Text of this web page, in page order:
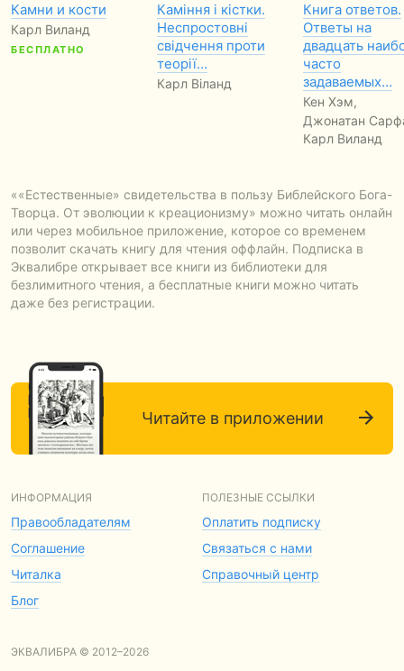
Камни и кости
Карл Виланд
БЕСПЛАТНО
Каміння і кістки.
Неспростовні
свідчення проти
теорії…
Карл Віланд
Книга ответов.
Ответы на
двадцать
часто
задаваемых…
Кен Хэм,
Джонатан
Карл Виланд
««Естественные» свидетельства в пользу Библейского Бога-
Творца. От эволюции к креационизму» можно читать онлайн
или через мобильное приложение, которое со временем
позволит скачать книгу для чтения оффлайн. Подписка в
Эквалибре открывает все книги из библиотеки для
безлимитного чтения, а бесплатные книги можно читать
даже без регистрации.
Читайте в приложении
ИНФОРМАЦИЯ
Правообладателям
Соглашение
Читалка
Блог
ПОЛЕЗНЫЕ ССЫЛКИ
Оплатить подписку
Связаться с нами
Справочный центр
ЭКВАЛИБРА © 2012–2026